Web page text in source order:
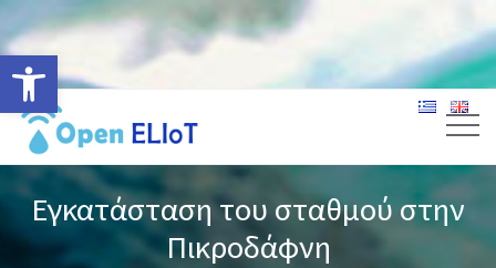
Ανοίξτε τη γραμμή εργαλείων
Εγκατάσταση του σταθμού στην
Πικροδάφνη